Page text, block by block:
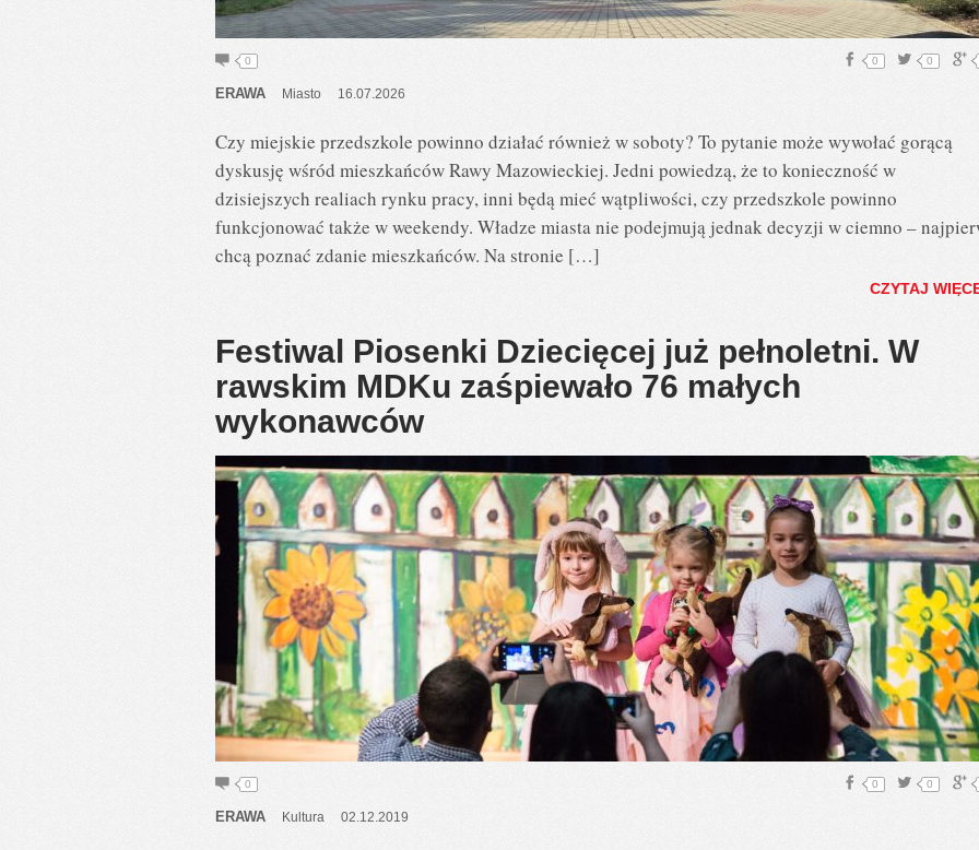
0 0
0
ERAWA Miasto 16.07.2026
Czy miejskie przedszkole powinno działać również w soboty? To pytanie może wywołać gorącą
dyskusję wśród mieszkańców Rawy Mazowieckiej. Jedni powiedzą, że to konieczność w
dzisiejszych realiach rynku pracy, inni będą mieć wątpliwości, czy przedszkole powinno
funkcjonować także w weekendy. Władze miasta nie podejmują jednak decyzji w ciemno –
chcą poznać zdanie mieszkańców. Na stronie […]
CZYTAJ
Festiwal Piosenki Dziecięcej już pełnoletni. W
rawskim MDKu zaśpiewało 76 małych
wykonawców
0 0
0
ERAWA Kultura 02.12.2019